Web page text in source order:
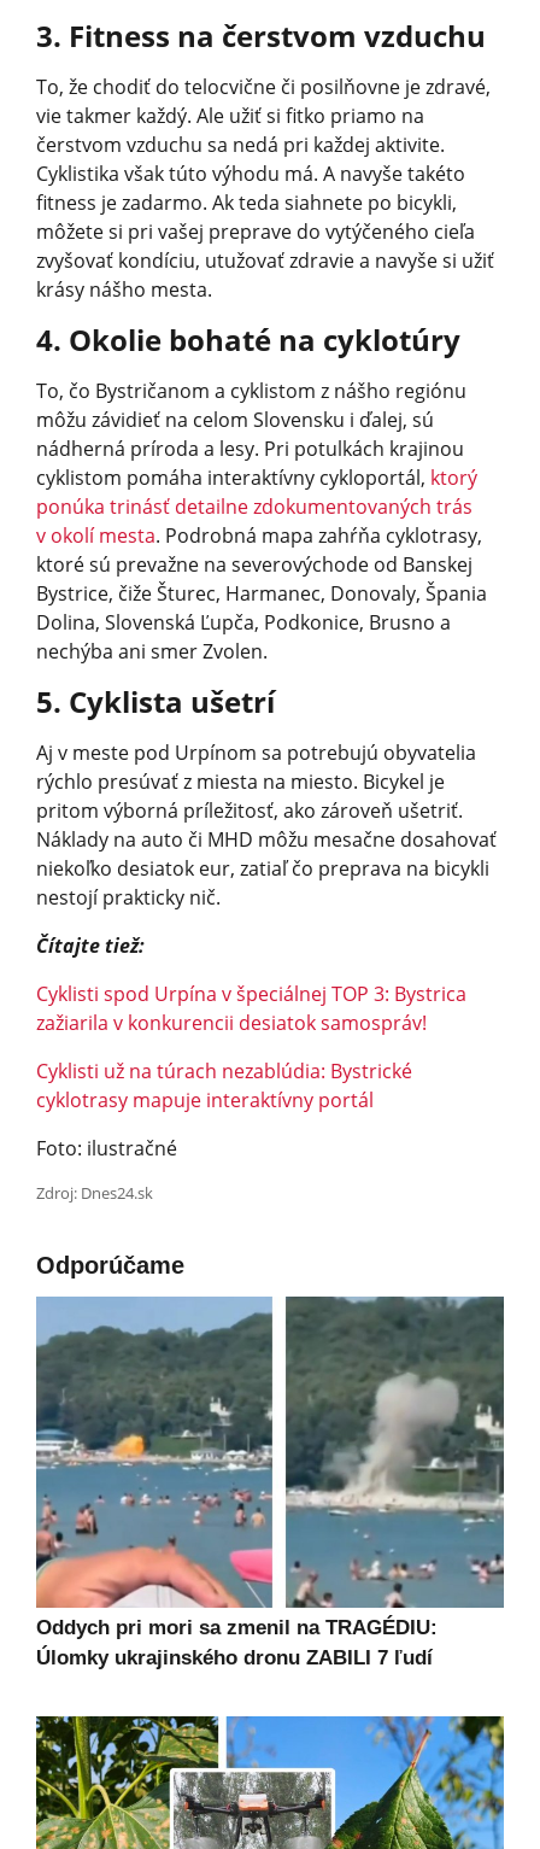
3. Fitness na čerstvom vzduchu
To, že chodiť do telocvične či posilňovne je zdravé,
vie takmer každý. Ale užiť si fitko priamo na
čerstvom vzduchu sa nedá pri každej aktivite.
Cyklistika však túto výhodu má. A navyše takéto
fitness je zadarmo. Ak teda siahnete po bicykli,
môžete si pri vašej preprave do vytýčeného cieľa
zvyšovať kondíciu, utužovať zdravie a navyše si užiť
krásy nášho mesta.
4. Okolie bohaté na cyklotúry
To, čo Bystričanom a cyklistom z nášho regiónu
môžu závidieť na celom Slovensku i ďalej, sú
nádherná príroda a lesy. Pri potulkách krajinou
cyklistom pomáha interaktívny cykloportál, ktorý
ponúka trinásť detailne zdokumentovaných trás
v okolí mesta. Podrobná mapa zahŕňa cyklotrasy,
ktoré sú prevažne na severovýchode od Banskej
Bystrice, čiže Šturec, Harmanec, Donovaly, Špania
Dolina, Slovenská Ľupča, Podkonice, Brusno a
nechýba ani smer Zvolen.
5. Cyklista ušetrí
Aj v meste pod Urpínom sa potrebujú obyvatelia
rýchlo presúvať z miesta na miesto. Bicykel je
pritom výborná príležitosť, ako zároveň ušetriť.
Náklady na auto či MHD môžu mesačne dosahovať
niekoľko desiatok eur, zatiaľ čo preprava na bicykli
nestojí prakticky nič.
Čítajte tiež:
Cyklisti spod Urpína v špeciálnej TOP 3: Bystrica
zažiarila v konkurencii desiatok samospráv!
Cyklisti už na túrach nezablúdia: Bystrické
cyklotrasy mapuje interaktívny por­tál
Foto: ilustračné
Zdroj: Dnes24.sk
Odporúčame
Oddych pri mori sa zmenil na TRAGÉDIU:
Úlomky ukrajinského dronu ZABILI 7 ľudí